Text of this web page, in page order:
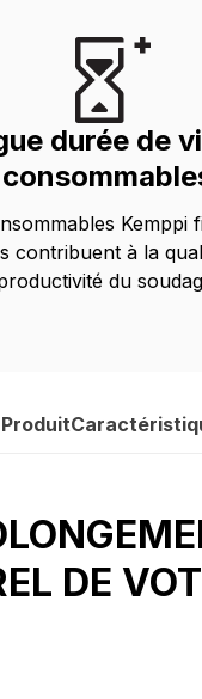
durée de
Kemppi
contribuent à la
du
Produit
DE